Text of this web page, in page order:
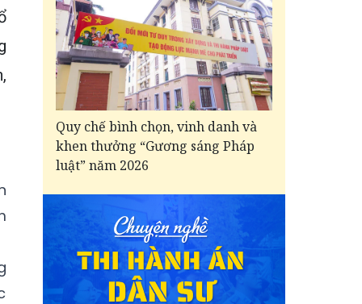
Quy chế bình chọn, vinh danh và
khen thưởng “Gương sáng Pháp
luật” năm 2026